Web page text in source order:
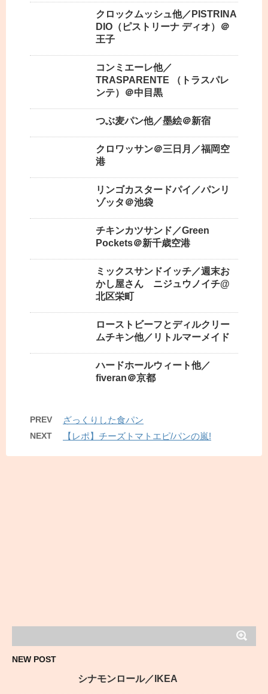
クロックムッシュ他／PISTRINA
DIO（ピストリーナ ディオ）＠
王子
コンミエーレ他／
TRASPARENTE （トラスパレ
ンテ）＠中目黒
つぶ麦パン他／墨絵＠新宿
クロワッサン＠三日月／福岡空
港
リンゴカスタードパイ／パンリ
ゾッタ＠池袋
チキンカツサンド／Green
Pockets＠新千歳空港
ミックスサンドイッチ／週末お
かし屋さん ニジュウノイチ@
北区栄町
ローストビーフとディルクリー
ムチキン他／リトルマーメイド
ハードホールウィート他／
fiveran＠京都
PREV ざっくりした食パン
NEXT 【レポ】チーズトマトエピ/パンの嵐!
NEW POST
シナモンロール／IKEA